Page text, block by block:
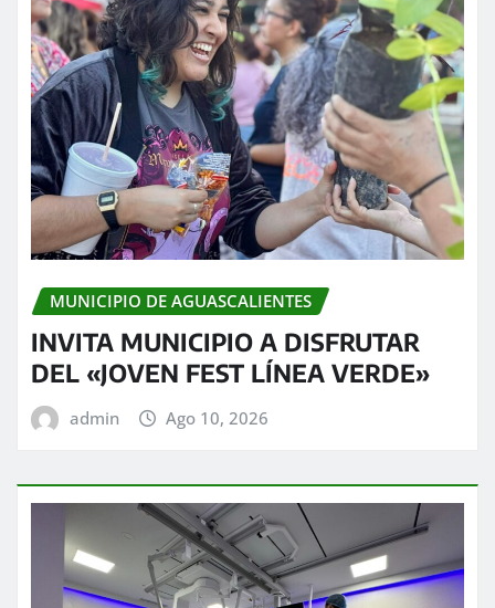
MUNICIPIO DE AGUASCALIENTES
INVITA MUNICIPIO A DISFRUTAR
DEL «JOVEN FEST LÍNEA VERDE»
admin Ago 10, 2026